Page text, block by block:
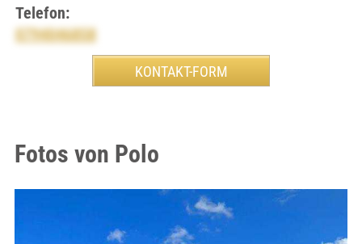
Telefon:
0794046858
Fotos von Polo